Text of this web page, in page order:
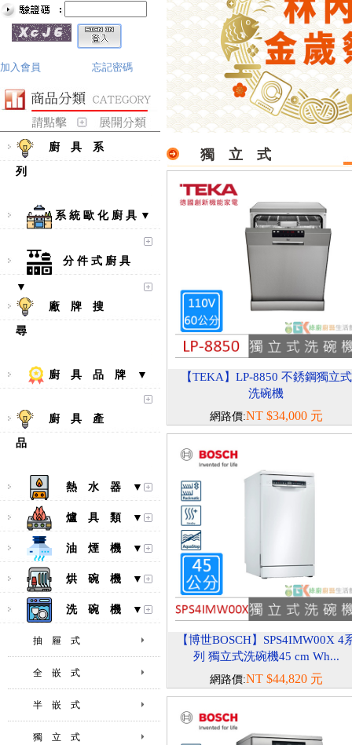
加入會員 忘記密碼
廚 具 系
列
系 統 歐 化 廚 具 ▼
分 件 式 廚 具
▼
廠 牌 搜
尋
廚 具 品 牌 ▼
廚 具 產
品
熱 水 器 ▼
爐 具 類 ▼
油 煙 機 ▼
烘 碗 機 ▼
洗 碗 機 ▼
抽 屜 式
全 嵌 式
半 嵌 式
獨 立 式
獨 立 式
【TEKA】LP-8850 不銹鋼獨立式
洗碗機
網路價:NT $34,000 元
【博世BOSCH】SPS4IMW00X 4
列 獨立式洗碗機45 cm Wh...
網路價:NT $44,820 元